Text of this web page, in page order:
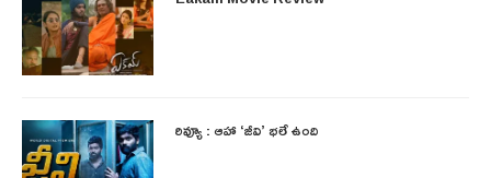
రివ్యూ : ఆహా ‘జీవి’ భలే ఉంది